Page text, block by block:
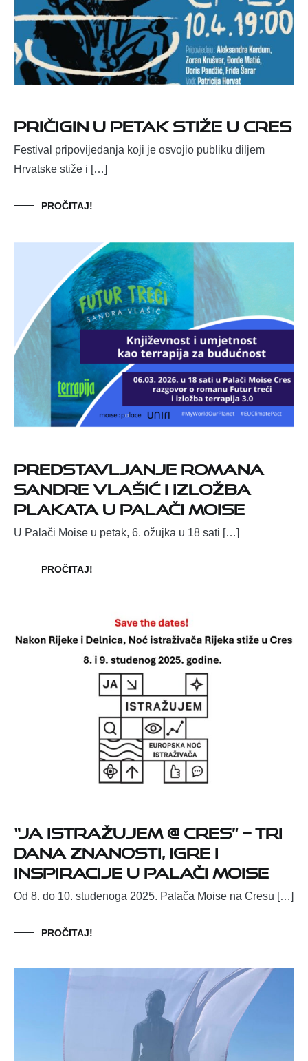
Pričigin u petak stiže u Cres
Festival pripovijedanja koji je osvojio publiku diljem
Hrvatske stiže i […]
PROČITAJ!
Predstavljanje romana
Sandre Vlašić i izložba
plakata u Palači Moise
U Palači Moise u petak, 6. ožujka u 18 sati […]
PROČITAJ!
“Ja istražujem @ Cres” – tri
dana znanosti, igre i
inspiracije u Palači Moise
Od 8. do 10. studenoga 2025. Palača Moise na Cresu […]
PROČITAJ!